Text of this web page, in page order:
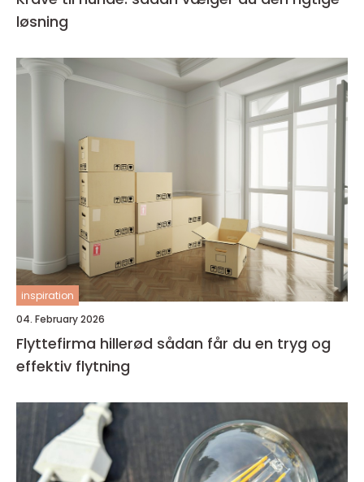
løsning
inspiration
04. February 2026
Flyttefirma hillerød sådan får du en tryg og
effektiv flytning